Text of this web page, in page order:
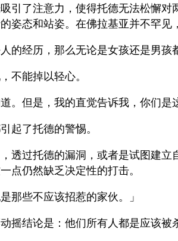
引了注意力，使得托德无法松懈
姿态和站姿。在佛拉基亚并不罕见
的经历，那么无论是女孩还是男孩
不能掉以轻心。
道。但是，我的直觉告诉我，你们
起了托德的警惕。
透过托德的漏洞，或者是试图建
点仍然缺乏决定性的打击。
是那些不应该招惹的家伙。」
摇结论是：他们所有人都是应该被